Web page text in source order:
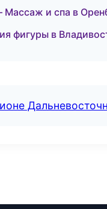
и спа в
фигуры в